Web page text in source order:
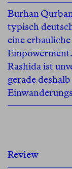
Burhan
typisch
eine
Rashida ist
gerade
Review